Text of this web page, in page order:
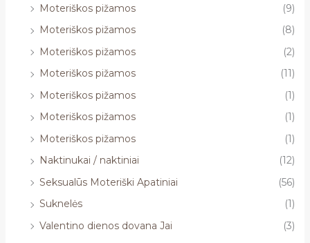
Moteriškos pižamos
(9)
Moteriškos pižamos
(8)
Moteriškos pižamos
(2)
Moteriškos pižamos
(11)
Moteriškos pižamos
(1)
Moteriškos pižamos
(1)
Moteriškos pižamos
(1)
Naktinukai / naktiniai
(12)
Seksualūs Moteriški Apatiniai
(56)
Suknelės
(1)
Valentino dienos dovana Jai
(3)